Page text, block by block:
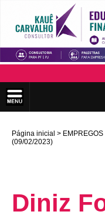
Página inicial EMPREGOS
(09/02/2023)
Diniz